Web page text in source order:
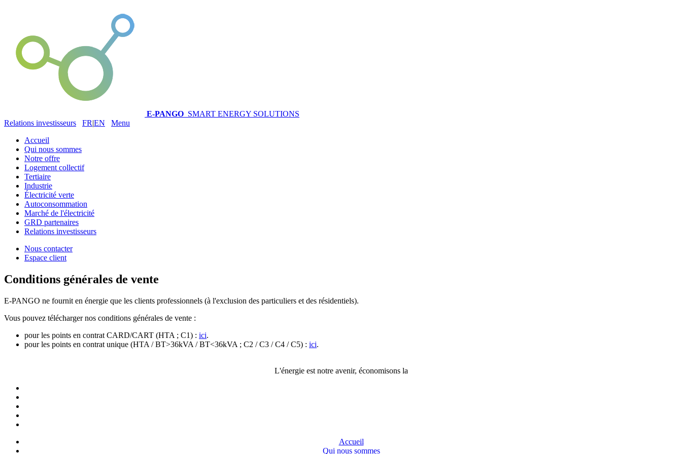
E-PANGO SMART ENERGY SOLUTIONS
Relations investisseurs
FR|EN
Menu
Accueil
Qui nous sommes
Notre offre
Logement collectif
Tertiaire
Industrie
Électricité verte
Autoconsommation
Marché de l'électricité
GRD partenaires
Relations investisseurs
Nous contacter
Espace client
Conditions générales de vente
E-PANGO ne fournit en énergie que les clients professionnels (à l'exclusion des particuliers et des résidentiels).
Vous pouvez télécharger nos conditions générales de vente :
pour les points en contrat CARD/CART (HTA ; C1) : ici.
pour les points en contrat unique (HTA / BT>36kVA / BT<36kVA ; C2 / C3 / C4 / C5) : ici.
L'énergie est notre avenir, économisons la
Accueil
Qui nous sommes